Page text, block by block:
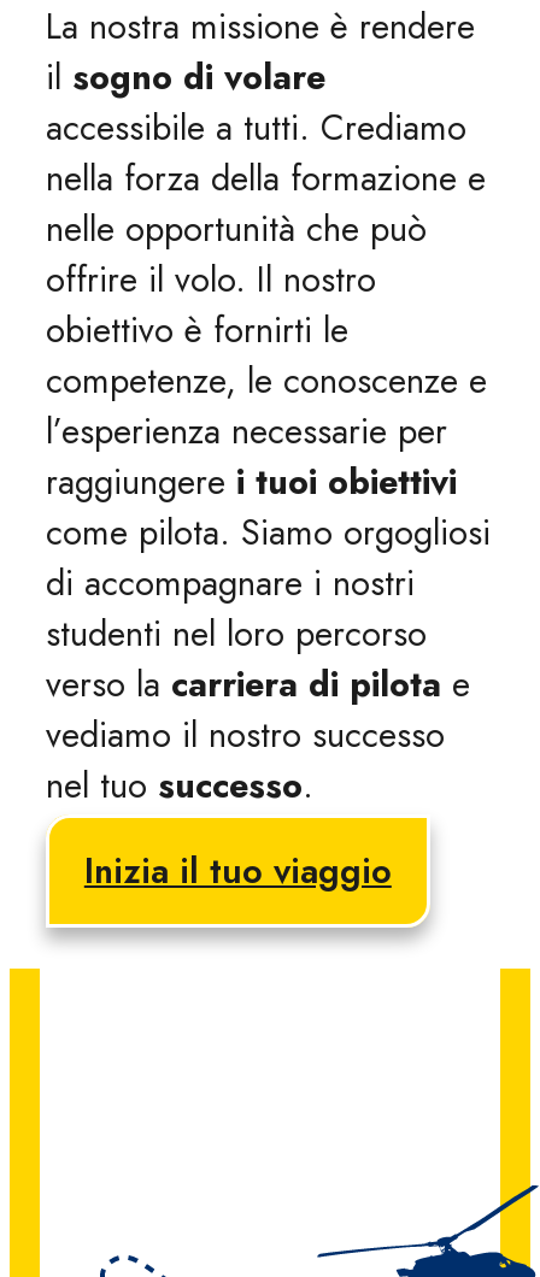
La nostra missione è rendere
il sogno di volare
accessibile a tutti. Crediamo
nella forza della formazione e
nelle opportunità che può
offrire il volo. Il nostro
obiettivo è fornirti le
competenze, le conoscenze e
l’esperienza necessarie per
raggiungere i tuoi obiettivi
come pilota. Siamo orgogliosi
di accompagnare i nostri
studenti nel loro percorso
verso la carriera di pilota e
vediamo il nostro successo
nel tuo successo.
Inizia il tuo viaggio